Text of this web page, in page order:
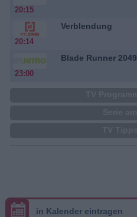
20:15
20:14
Verblendung
23:00
Blade Runner 2049
in Kalender eintragen